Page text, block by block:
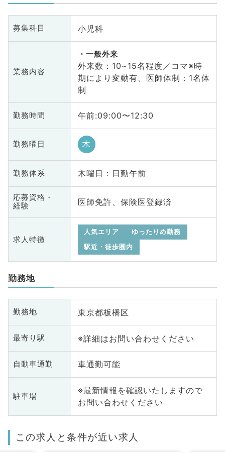
募集科目 小児科
業務内容
一般外来
外来数：10~15名程度／コマ※時
期により変動有、医師体制：1名体
制
勤務時間 午前:09:00〜12:30
勤務曜日 木
勤務体系 木曜日 : 日勤午前
応募資格・
経験
医師免許、保険医登録済
求人特徴
人気エリア
ゆったりめ勤務
駅近・徒歩圏内
勤務地
勤務地 東京都板橋区
最寄り駅 ※詳細はお問い合わせください
自動車通勤 車通勤可能
駐車場
※最新情報を確認いたしますので
お問い合わせください
この求人と条件が近い求人